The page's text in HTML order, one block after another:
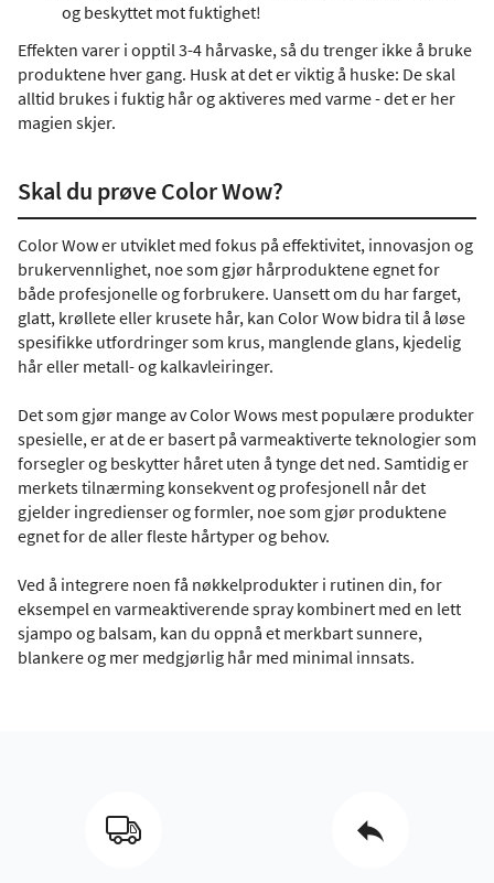
og beskyttet mot fuktighet!
Effekten varer i opptil 3-4 hårvaske, så du trenger ikke å bruke
produktene hver gang. Husk at det er viktig å huske: De skal
alltid brukes i fuktig hår og aktiveres med varme - det er her
magien skjer.
Skal du prøve Color Wow?
Color Wow er utviklet med fokus på effektivitet, innovasjon og
brukervennlighet, noe som gjør hårproduktene egnet for
både profesjonelle og forbrukere. Uansett om du har farget,
glatt, krøllete eller krusete hår, kan Color Wow bidra til å løse
spesifikke utfordringer som krus, manglende glans, kjedelig
hår eller metall- og kalkavleiringer.
Det som gjør mange av Color Wows mest populære produkter
spesielle, er at de er basert på varmeaktiverte teknologier som
forsegler og beskytter håret uten å tynge det ned. Samtidig er
merkets tilnærming konsekvent og profesjonell når det
gjelder ingredienser og formler, noe som gjør produktene
egnet for de aller fleste hårtyper og behov.
Ved å integrere noen få nøkkelprodukter i rutinen din, for
eksempel en varmeaktiverende spray kombinert med en lett
sjampo og balsam, kan du oppnå et merkbart sunnere,
blankere og mer medgjørlig hår med minimal innsats.